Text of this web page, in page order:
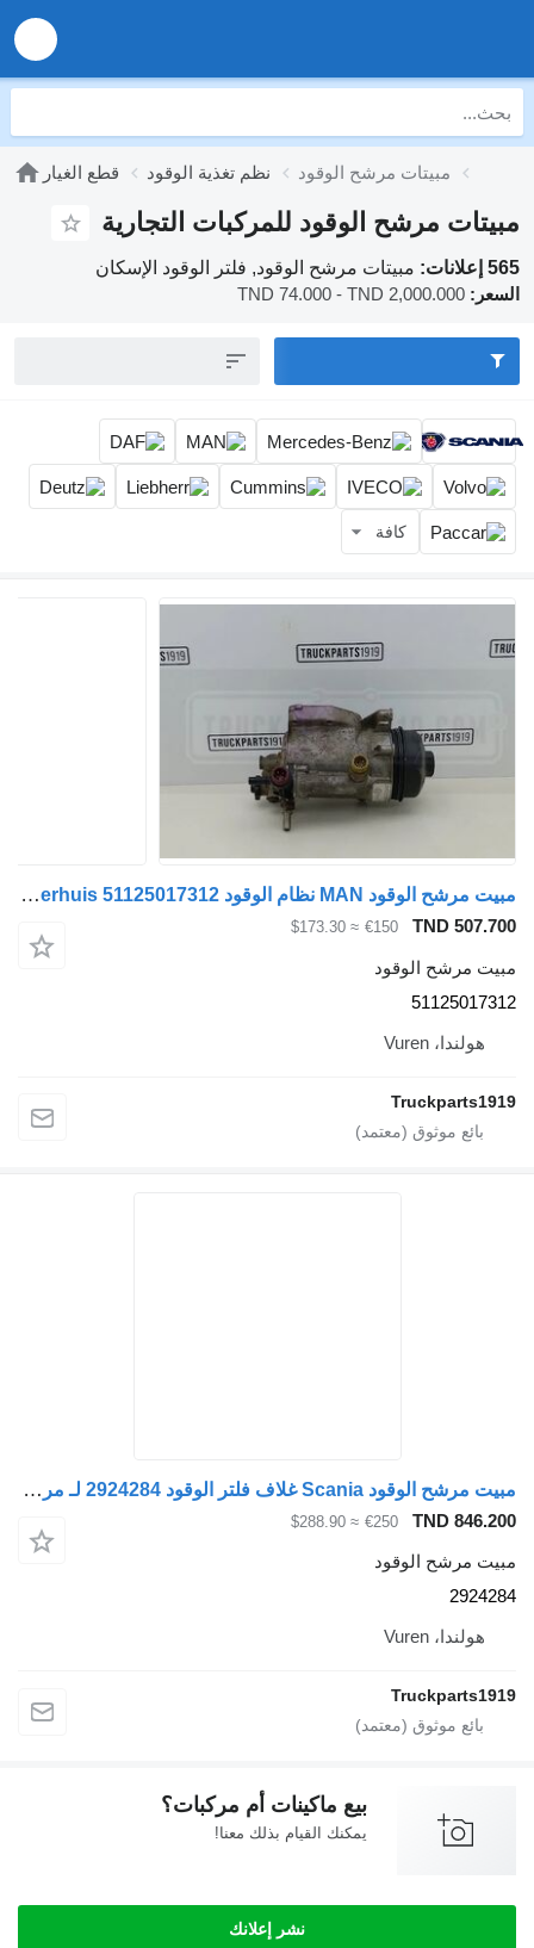
قطع الغيار نظم تغذية الوقود مبيتات مرشح الوقود
مرشح الوقود للمركبات التجارية
مبيتات مرشح الوقود, فلتر الوقود الإسكان
TND 74.000 - TND 2,000.000
كافة
مبيت مرشح الوقود MAN نظام الوقود Brandstoffilterhuis 51125017312 لـ مركبة تجارية
TND
€150
≈ $173.30
مرشح الوقود
هولندا، Vuren
مبيت مرشح الوقود Scania غلاف فلتر الوقود 2924284 لـ مركبة تجارية
TND
€250
≈ $288.90
مرشح الوقود
هولندا، Vuren
بيع ماكينات أم مركبات؟
يمكنك القيام بذلك معنا!
نشر إعلانك